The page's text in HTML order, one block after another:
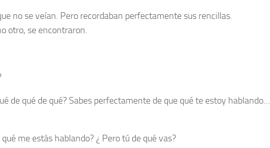
no se veían. Pero recordaban perfectamente sus rencillas.
otro, se encontraron.
de qué de qué? Sabes perfectamente de que qué te estoy hablando…
me estás hablando? ¿ Pero tú de qué vas?